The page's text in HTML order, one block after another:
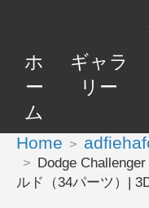
ホ
ー
ム
ギャラ
リー
Home
Dodge
ルド（34パーツ）|